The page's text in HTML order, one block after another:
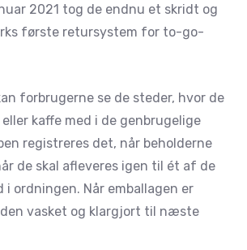
2021 tog de endnu et skridt og
første retursystem for to-go-
forbrugerne se de steder, hvor de
kaffe med i de genbrugelige
registreres det, når beholderne
de skal afleveres igen til ét af de
i ordningen. Når emballagen er
vasket og klargjort til næste